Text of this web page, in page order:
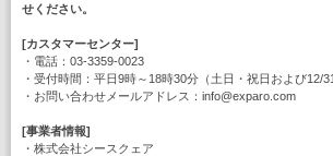
せください。
[カスタマーセンター]
・電話：03-3359-0023
・受付時間：平日9時～18時30分（土日・祝日および12/
・お問い合わせメールアドレス：info@exparo.com
[事業者情報]
・株式会社シースクェア